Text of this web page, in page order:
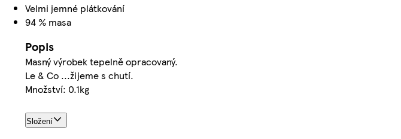
Velmi jemné plátkování
94 % masa
Popis
Masný výrobek tepelně opracovaný.
Le & Co ...žijeme s chutí.
Množství: 0.1kg
Složení